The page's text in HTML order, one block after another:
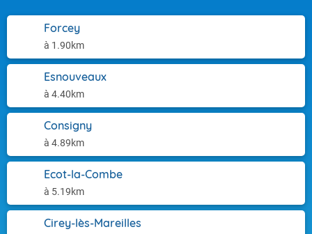
Forcey
à 1.90km
Esnouveaux
à 4.40km
Consigny
à 4.89km
Ecot-la-Combe
à 5.19km
Cirey-lès-Mareilles